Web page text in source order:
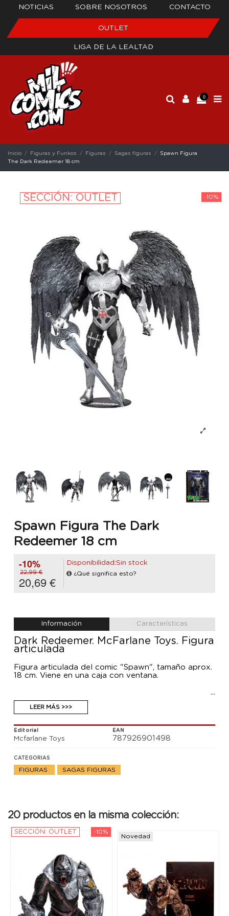
NOTICIAS SOBRE NOSOTROS CONTACTO
OUTLET
LIGA DE LA LEALTAD
0
Inicio Figuras y Funkos Figuras Sagas figuras
Spawn Figura
The Dark Redeemer 18 cm
-10%
SECCIÓN: OUTLET
Spawn Figura The Dark
Redeemer 18 cm
-10%
22,99 €
20,69 €
Disponibilidad:Sin stock
¿Qué significa esto?
Información Características
Dark Redeemer. McFarlane Toys. Figura
articulada
Figura articulada del comic "Spawn", tamaño aprox.
18 cm. Viene en una caja con ventana.
LEER MÁS >>>
Editorial
Mcfarlane Toys
EAN
787926901498
CATEGORIAS
FIGURAS SAGAS FIGURAS
20 productos en la misma colección:
-10%
SECCIÓN: OUTLET
Novedad